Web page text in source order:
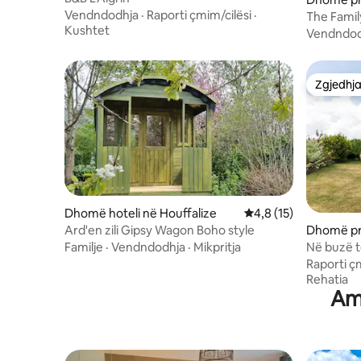
Vendndodhja · Raporti çmim/cilësi ·
Kushtet
The
Dhomë hoteli në Houffalize Vlerësimi mesatar
4,8 (15)
Ard'en zili Gipsy Wagon Boho style
Familje · Vendndodhja · Mikpritja
Dhomë
Në buzë të
dhoma
Raporti
Rehatia